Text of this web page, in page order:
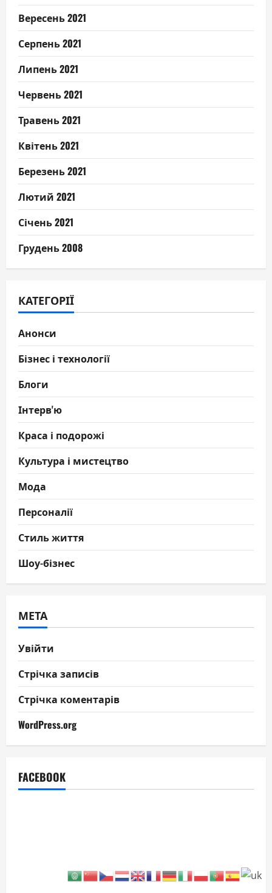
Вересень 2021
Серпень 2021
Липень 2021
Червень 2021
Травень 2021
Квітень 2021
Березень 2021
Лютий 2021
Січень 2021
Грудень 2008
КАТЕГОРІЇ
Анонси
Бізнес і технології
Блоги
Інтерв'ю
Краса і подорожі
Культура і мистецтво
Мода
Персоналії
Стиль життя
Шоу-бізнес
МЕТА
Увійти
Стрічка записів
Стрічка коментарів
WordPress.org
FACEBOOK